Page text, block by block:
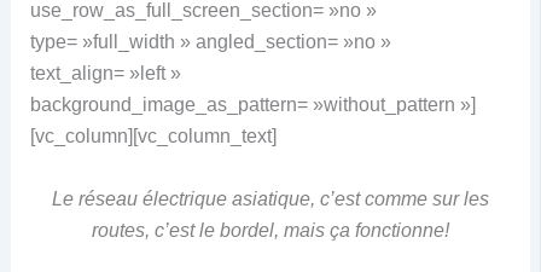
use_row_as_full_screen_section= »no »
type= »full_width » angled_section= »no »
text_align= »left »
background_image_as_pattern= »without_pattern »]
[vc_column][vc_column_text]
Le réseau électrique asiatique, c’est comme sur les
routes, c’est le bordel, mais ça fonctionne!